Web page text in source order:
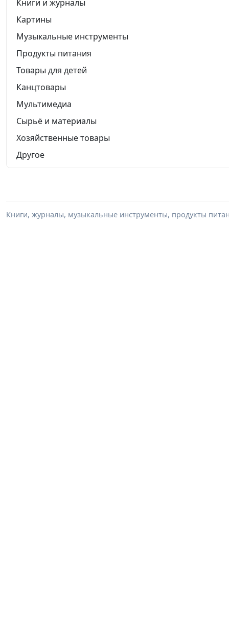
Книги и журналы
Картины
Музыкальные инструменты
Продукты питания
Товары для детей
Канцтовары
Мультимедиа
Сырьё и материалы
Хозяйственные товары
Другое
Книги, журналы, музыкальные инструменты, продукты